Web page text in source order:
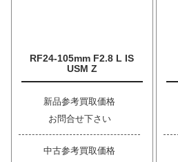
RF24-105mm F2.8 L IS
USM Z
新品参考買取価格
お問合せ下さい
中古参考買取価格